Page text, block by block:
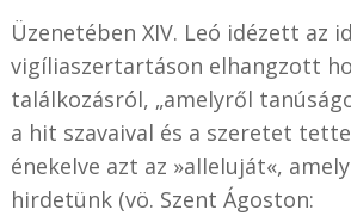
Üzenetében XIV. Leó idézett az
vigíliaszertartáson elhangzott
találkozásról, „amelyről
a hit szavaival és a szeretet
énekelve azt az »alleluját«,
hirdetünk (vö. Szent Ágoston: